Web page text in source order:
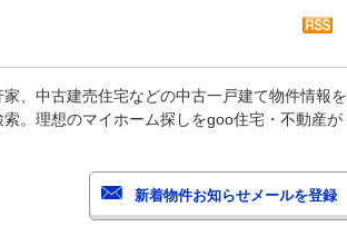
、中古建売住宅などの中古一戸建て物件情報を
。理想のマイホーム探しをgoo住宅・不動産が